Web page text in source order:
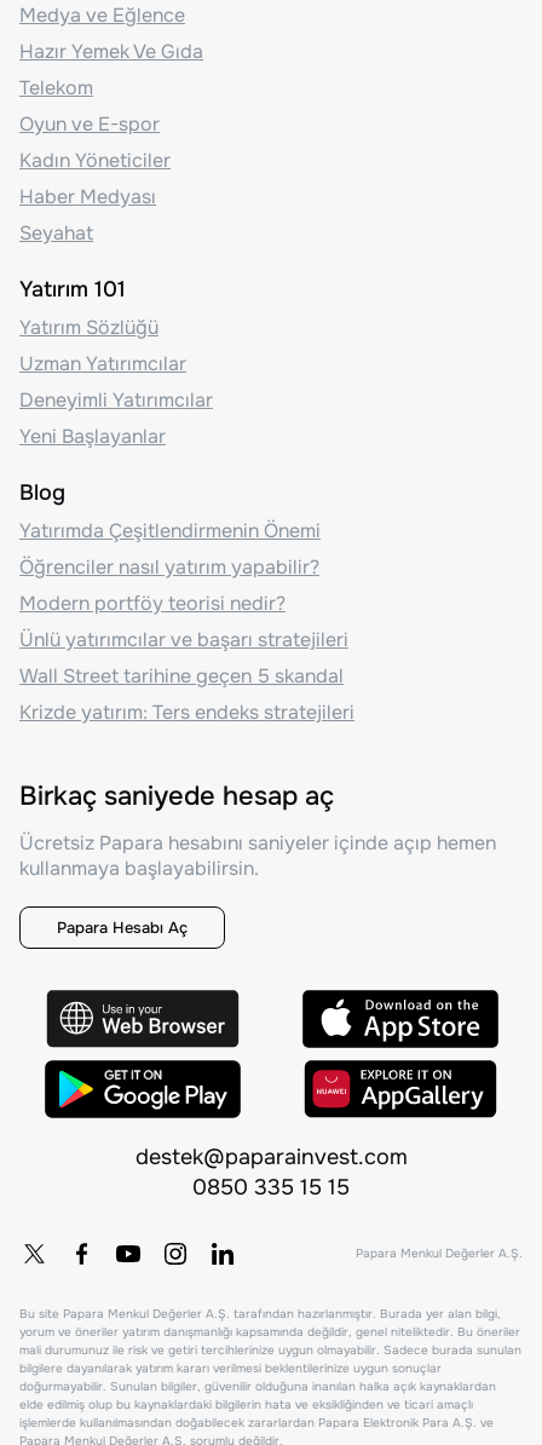
Medya ve Eğlence
Hazır Yemek Ve Gıda
Telekom
Oyun ve E-spor
Kadın Yöneticiler
Haber Medyası
Seyahat
Yatırım 101
Yatırım Sözlüğü
Uzman Yatırımcılar
Deneyimli Yatırımcılar
Yeni Başlayanlar
Blog
Yatırımda Çeşitlendirmenin Önemi
Öğrenciler nasıl yatırım yapabilir?
Modern portföy teorisi nedir?
Ünlü yatırımcılar ve başarı stratejileri
Wall Street tarihine geçen 5 skandal
Krizde yatırım: Ters endeks stratejileri
Birkaç saniyede hesap aç
Ücretsiz Papara hesabını saniyeler içinde açıp hemen
kullanmaya başlayabilirsin.
Papara Hesabı Aç
destek@paparainvest.com
0850 335 15 15
Papara Menkul Değerler A.Ş.
Bu site Papara Menkul Değerler A.Ş. tarafından hazırlanmıştır. Burada yer alan bilgi,
yorum ve öneriler yatırım danışmanlığı kapsamında değildir, genel niteliktedir. Bu öneriler
mali durumunuz ile risk ve getiri tercihlerinize uygun olmayabilir. Sadece burada sunulan
bilgilere dayanılarak yatırım kararı verilmesi beklentilerinize uygun sonuçlar
doğurmayabilir. Sunulan bilgiler, güvenilir olduğuna inanılan halka açık kaynaklardan
elde edilmiş olup bu kaynaklardaki bilgilerin hata ve eksikliğinden ve ticari amaçlı
işlemlerde kullanılmasından doğabilecek zararlardan Papara Elektronik Para A.Ş. ve
Papara Menkul Değerler A.Ş. sorumlu değildir.